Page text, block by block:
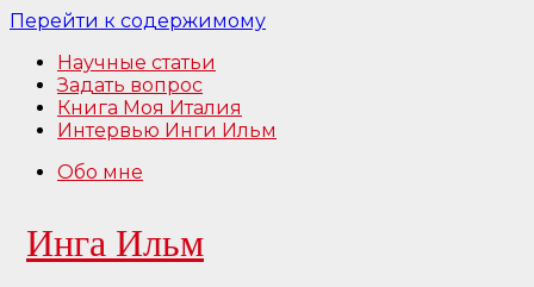
Перейти к содержимому
Научные статьи
Задать вопрос
Книга Моя Италия
Интервью Инги Ильм
Обо мне
Инга Ильм